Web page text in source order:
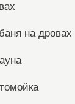
на дровах